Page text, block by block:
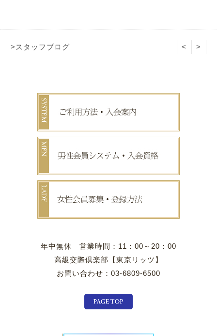
>スタッフブログ < >
年中無休 営業時間：11：00～20：00
高級交際倶楽部【東京リッツ】
お問い合わせ：03-6809-6500